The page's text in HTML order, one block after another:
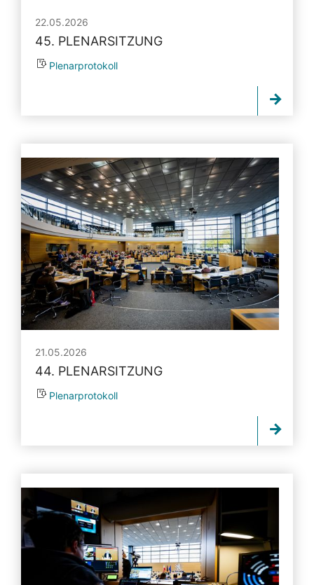
22.05.2026
45. PLENARSITZUNG
Plenarprotokoll
21.05.2026
44. PLENARSITZUNG
Plenarprotokoll